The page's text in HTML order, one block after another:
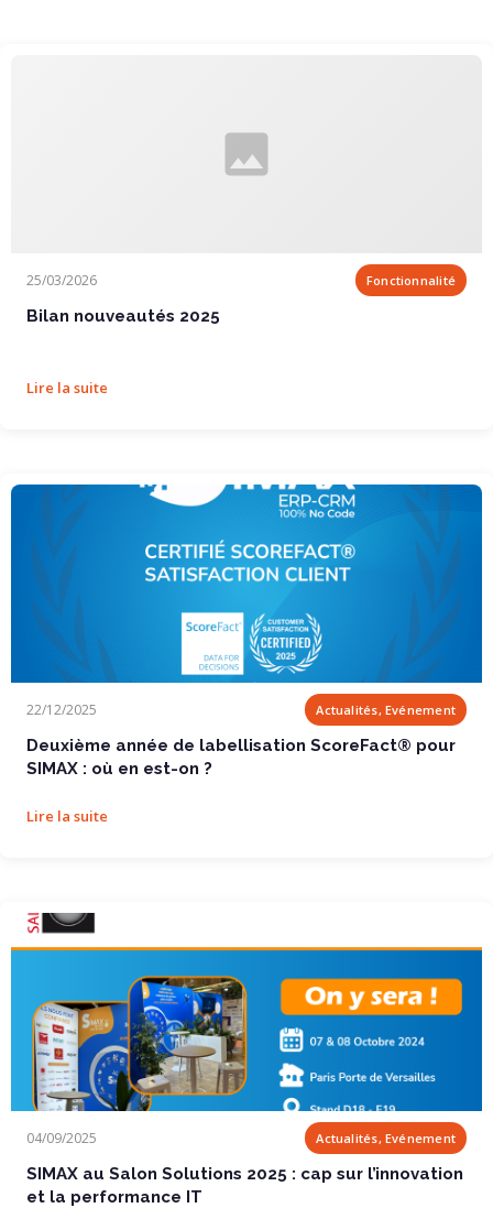
25/03/2026 Fonctionnalité
Bilan nouveautés 2025
Lire la suite
22/12/2025 Actualités, Evénement
Deuxième année de labellisation ScoreFact® pour
SIMAX : où en est-on ?
Lire la suite
04/09/2025 Actualités, Evénement
SIMAX au Salon Solutions 2025 : cap sur l’innovation
et la performance IT